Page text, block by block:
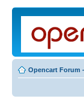
Opencart Forum